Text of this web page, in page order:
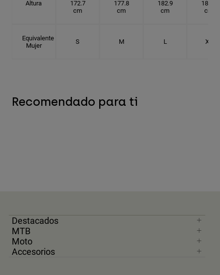
Altura
172.7
cm
177.8
cm
182.9
cm
185.5
cm
Equivalente
Mujer
S M L XL
Recomendado para ti
Destacados
MTB
Moto
Accesorios